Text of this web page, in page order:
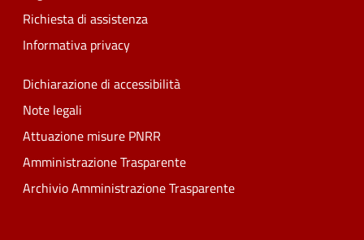
Richiesta di assistenza
Informativa privacy
Dichiarazione di accessibilità
Note legali
Attuazione misure PNRR
Amministrazione Trasparente
Archivio Amministrazione Trasparente